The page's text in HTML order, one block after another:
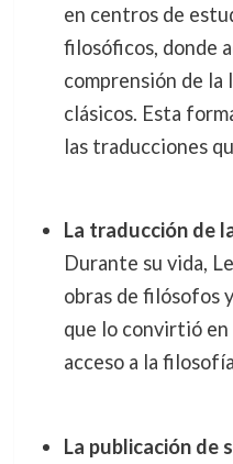
en centros de
filosóficos, donde
comprensión de
clásicos. Esta
las traducciones
La traducción de
Durante su vida,
obras de filósofos
que lo convirtió en
acceso a la
La publicación de